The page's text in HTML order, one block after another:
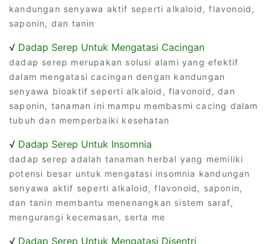
kandungan senyawa aktif seperti alkaloid, flavonoid,
saponin, dan tanin
√ Dadap Serep Untuk Mengatasi Cacingan
dadap serep merupakan solusi alami yang efektif
dalam mengatasi cacingan dengan kandungan
senyawa bioaktif seperti alkaloid, flavonoid, dan
saponin, tanaman ini mampu membasmi cacing dalam
tubuh dan memperbaiki kesehatan
√ Dadap Serep Untuk Insomnia
dadap serep adalah tanaman herbal yang memiliki
potensi besar untuk mengatasi insomnia kandungan
senyawa aktif seperti alkaloid, flavonoid, saponin,
dan tanin membantu menenangkan sistem saraf,
mengurangi kecemasan, serta me
√ Dadap Serep Untuk Mengatasi Disentri